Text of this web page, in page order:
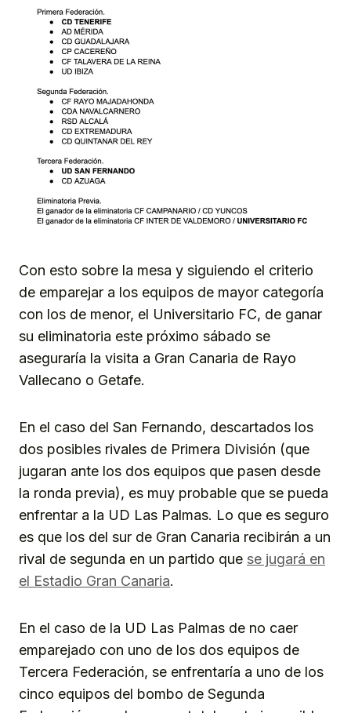
Con esto sobre la mesa y siguiendo el criterio
de emparejar a los equipos de mayor categoría
con los de menor, el Universitario FC, de ganar
su eliminatoria este próximo sábado se
aseguraría la visita a Gran Canaria de Rayo
Vallecano o Getafe.
En el caso del San Fernando, descartados los
dos posibles rivales de Primera División (que
jugaran ante los dos equipos que pasen desde
la ronda previa), es muy probable que se pueda
enfrentar a la UD Las Palmas. Lo que es seguro
es que los del sur de Gran Canaria recibirán a un
rival de segunda en un partido que se jugará en
el Estadio Gran Canaria.
En el caso de la UD Las Palmas de no caer
emparejado con uno de los dos equipos de
Tercera Federación, se enfrentaría a uno de los
cinco equipos del bombo de Segunda